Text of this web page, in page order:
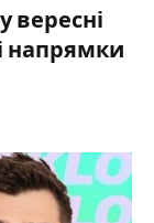
вересні
напрямки